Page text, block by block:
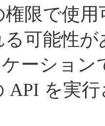
限で使
る可能性
ーション
API を実